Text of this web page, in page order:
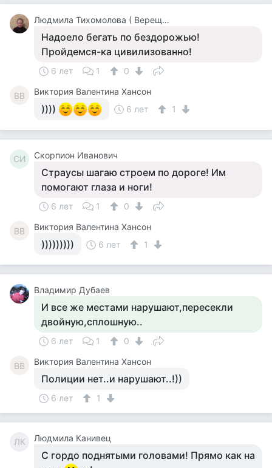
Людмила Тихомолова ( Верещагина )
Надоело бегать по бездорожью!
Пройдемся-ка цивилизованно!
6 лет 1 0
ВВ Виктория Валентина Хансон
)))) 6 лет 1
СИ Скорпион Иванович
Страусы шагаю строем по дороге! Им
помогают глаза и ноги!
6 лет 1 0
ВВ Виктория Валентина Хансон
))))))))) 6 лет 1
Владимир Дубаев
И все же местами нарушают,пересекли
двойную,сплошную..
6 лет 1 0
ВВ Виктория Валентина Хансон
Полиции нет..и нарушают..!))
6 лет 1
ЛК Людмила Канивец
С гордо поднятыми головами! Прямо как на